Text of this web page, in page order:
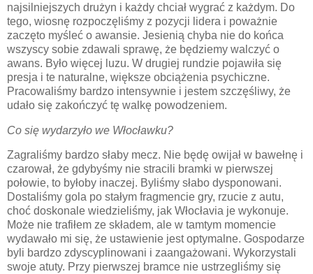
najsilniejszych drużyn i każdy chciał wygrać z każdym. Do
tego, wiosnę rozpoczęliśmy z pozycji lidera i poważnie
zaczęto myśleć o awansie. Jesienią chyba nie do końca
wszyscy sobie zdawali sprawę, że będziemy walczyć o
awans. Było więcej luzu. W drugiej rundzie pojawiła się
presja i te naturalne, większe obciążenia psychiczne.
Pracowaliśmy bardzo intensywnie i jestem szczęśliwy, że
udało się zakończyć tę walkę powodzeniem.
Co się wydarzyło we Włocławku?
Zagraliśmy bardzo słaby mecz. Nie będę owijał w bawełnę i
czarował, że gdybyśmy nie stracili bramki w pierwszej
połowie, to byłoby inaczej. Byliśmy słabo dysponowani.
Dostaliśmy gola po stałym fragmencie gry, rzucie z autu,
choć doskonale wiedzieliśmy, jak Włocłavia je wykonuje.
Może nie trafiłem ze składem, ale w tamtym momencie
wydawało mi się, że ustawienie jest optymalne. Gospodarze
byli bardzo zdyscyplinowani i zaangażowani. Wykorzystali
swoje atuty. Przy pierwszej bramce nie ustrzegliśmy się